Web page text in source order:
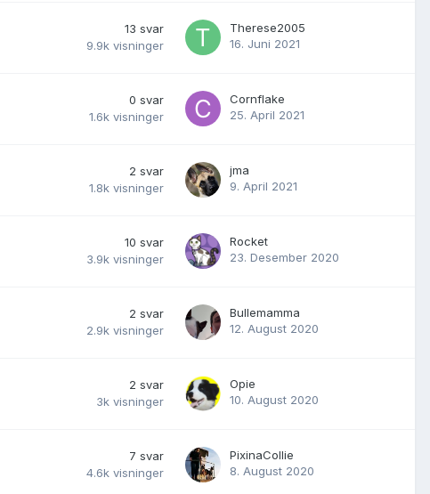
13 svar
9.9k visninger
Therese2005
16. Juni 2021
0 svar
1.6k visninger
Cornflake
25. April 2021
2 svar
1.8k visninger
jma
9. April 2021
10 svar
3.9k visninger
Rocket
23. Desember 2020
2 svar
2.9k visninger
Bullemamma
12. August 2020
2 svar
3k visninger
Opie
10. August 2020
7 svar
4.6k visninger
PixinaCollie
8. August 2020